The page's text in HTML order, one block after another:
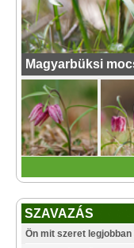
Magyarbüksi
SZAVAZÁS
Ön mit szeret